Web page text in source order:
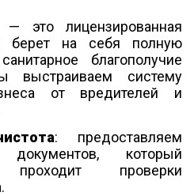
— это лицензированная
берет на себя полную
благополучие
выстраиваем систему
от вредителей и
: предоставляем
который
проходит проверки